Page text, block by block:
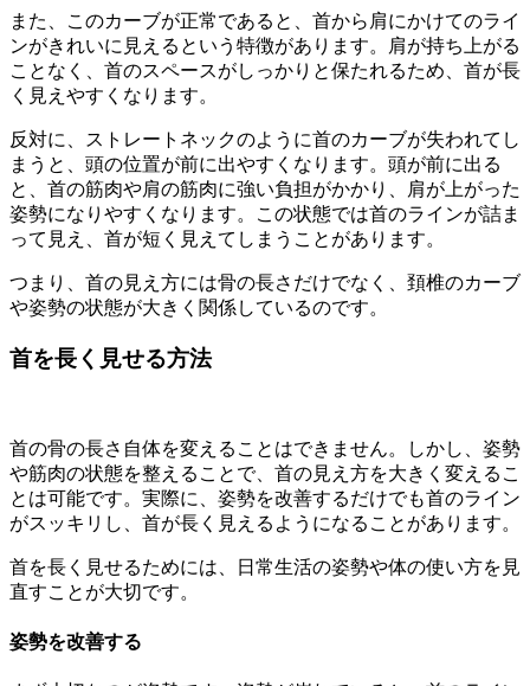
また、このカーブが正常であると、首から肩にかけてのライ
ンがきれいに見えるという特徴があります。肩が持ち上がる
ことなく、首のスペースがしっかりと保たれるため、首が長
く見えやすくなります。
反対に、ストレートネックのように首のカーブが失われてし
まうと、頭の位置が前に出やすくなります。頭が前に出る
と、首の筋肉や肩の筋肉に強い負担がかかり、肩が上がった
姿勢になりやすくなります。この状態では首のラインが詰ま
って見え、首が短く見えてしまうことがあります。
つまり、首の見え方には骨の長さだけでなく、頚椎のカーブ
や姿勢の状態が大きく関係しているのです。
首を長く見せる方法
首の骨の長さ自体を変えることはできません。しかし、姿勢
や筋肉の状態を整えることで、首の見え方を大きく変えるこ
とは可能です。実際に、姿勢を改善するだけでも首のライン
がスッキリし、首が長く見えるようになることがあります。
首を長く見せるためには、日常生活の姿勢や体の使い方を見
直すことが大切です。
姿勢を改善する